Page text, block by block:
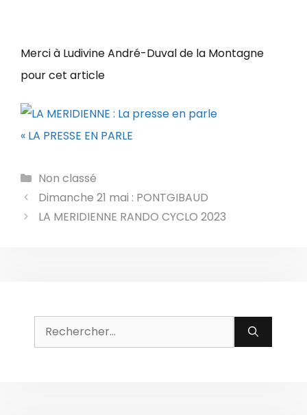
Merci à Ludivine André-Duval de la Montagne
pour cet article
« LA PRESSE EN PARLE
Catégories
Non classé
Dimanche 21 mai : PONTGIBAUD
LA MERIDIENNE RANDO CYCLO 2023
Rechercher :